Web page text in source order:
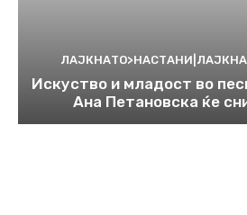
Искуство и младост во
Ана Петановска ќе